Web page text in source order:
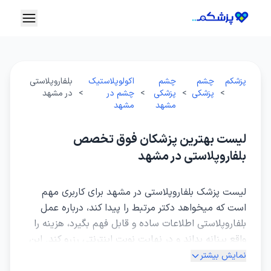
پزشکم
>
چشم
پزشکی >
چشم
پزشکی
مشهد
>
اکولوپلاستیک
چشم در
مشهد
>
بلفاروپلاستی
در مشهد
لیست بهترین پزشکان فوق تخصص
بلفاروپلاستی در مشهد
لیست پزشک بلفاروپلاستی در مشهد برای کاربری مهم
است که میخواهد دکتر مرتبط را پیدا کند، درباره عمل
بلفاروپلاستی اطلاعات ساده و قابل فهم بگیرد، هزینه را
واقع بینانه بداند و در نهایت نوبت اینترنتی رزرو کند. این
صفحه برای همین نیاز ساخته شده است تا انتخاب بین
نمایش بیشتر